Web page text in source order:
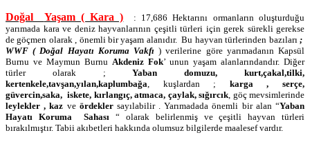
Doğal Yaşam ( Kara )
: 17,686 Hektarını ormanların oluşturduğu
yarımada kara ve deniz hayvanlarının çeşitli türleri için gerek sürekli gerekse
de göçmen olarak , önemli bir yaşam alanıdır. Bu hayvan türlerinden bazıları;
WWF ( Doğal Hayatı Koruma Vakfı ) verilerine göre yarımadanın Kapsül
Burnu ve Maymun Burnu Akdeniz Fok’ unun yaşam alanlarındandır. Diğer
türler olarak ;Yaban domuzu, kurt,çakal,tilki,
kertenkele,tavşan,yılan,kaplumbağa, kuşlardan ; karga , serçe,
güvercin,saka, iskete, kırlangıç, atmaca, çaylak, sığırcık, göç mevsimlerinde
leylekler , kaz ve ördeklersayılabilir . Yarımadada önemli bir alan “Yaban
Hayatı Koruma
Sahası “ olarak belirlenmiş ve çeşitli hayvan türleri
bırakılmıştır. Tabii akıbetleri hakkında olumsuz bilgilerde maalesef vardır.